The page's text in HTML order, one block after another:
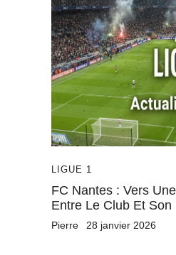
LIGUE 1
FC Nantes : Vers
Entre Le Club Et
Pierre 28 janvier 2026